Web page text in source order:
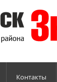
Контакты